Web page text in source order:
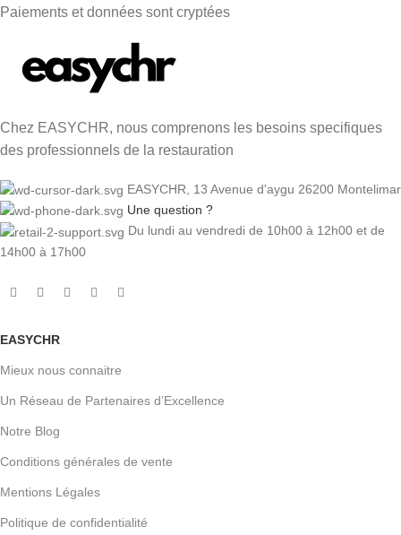
Paiements et données sont cryptées
Chez EASYCHR, nous comprenons les besoins specifiques
des professionnels de la restauration
EASYCHR, 13 Avenue d'aygu 26200 Montelimar
Une question ?
Du lundi au vendredi de 10h00 à 12h00 et de
14h00 à 17h00
EASYCHR
Mieux nous connaitre
Un Réseau de Partenaires d’Excellence
Notre Blog
Conditions générales de vente
Mentions Légales
Politique de confidentialité